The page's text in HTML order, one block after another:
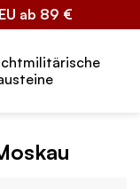
ab 89 €